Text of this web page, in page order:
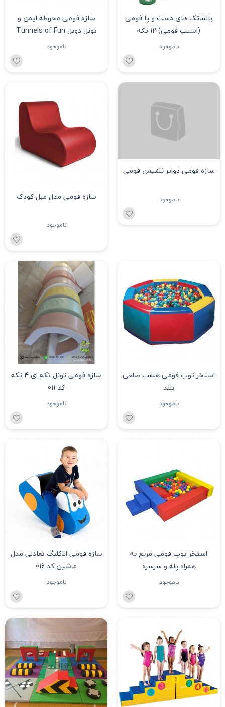
بالشتک های دست و پا فومی
(استپ فومی) 12 تکه
ناموجود
سازه فومی محوطه ایمن و
تونل دوبل Tunnels of Fun
ناموجود
سازه فومی دوایر نشیمن فومی
ناموجود سازه فومی مدل مبل کودک
ناموجود
استخر توپ فومی هشت ضلعی
بلند
ناموجود
سازه فومی تونل تکه ای 4 تکه
کد 011
ناموجود
استخر توپ فومی مربع به
همراه پله و سرسره
ناموجود
سازه فومی الاکلنگ تعادلی مدل
ماشین کد 016
ناموجود